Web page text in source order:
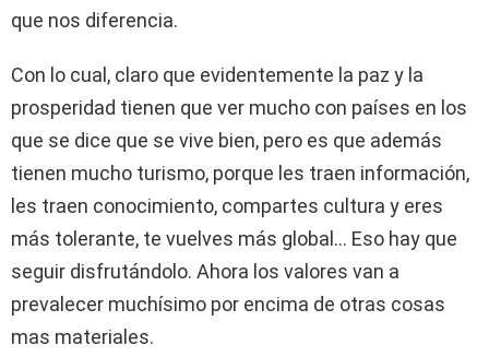
que nos diferencia.
Con lo cual, claro que evidentemente la paz y la
prosperidad tienen que ver mucho con países en los
que se dice que se vive bien, pero es que además
tienen mucho turismo, porque les traen información,
les traen conocimiento, compartes cultura y eres
más tolerante, te vuelves más global… Eso hay que
seguir disfrutándolo. Ahora los valores van a
prevalecer muchísimo por encima de otras cosas
mas materiales.